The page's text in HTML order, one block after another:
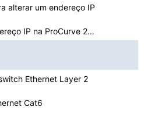
alterar um endereço IP
Como colocar um Helper Endereço IP na ProCurve 2520
IP no Smart Bro
Ethernet Layer 2
Cat6